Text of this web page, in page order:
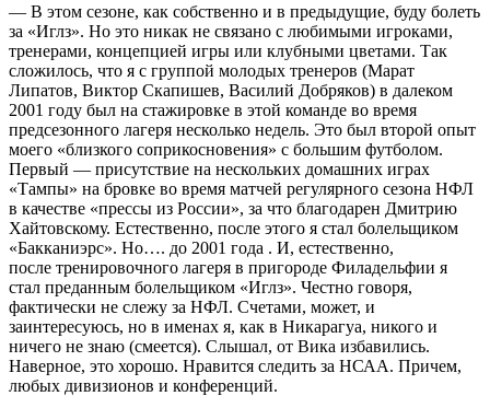
— В этом сезоне, как собственно и в предыдущие, буду болеть
за «Иглз». Но это никак не связано с любимыми игроками,
тренерами, концепцией игры или клубными цветами. Так
сложилось, что я с группой молодых тренеров (Марат
Липатов, Виктор Скапишев, Василий Добряков) в далеком
2001 году был на стажировке в этой команде во время
предсезонного лагеря несколько недель. Это был второй опыт
моего «близкого соприкосновения» с большим футболом.
Первый — присутствие на нескольких домашних играх
«Тампы» на бровке во время матчей регулярного сезона НФЛ
в качестве «прессы из России», за что благодарен Дмитрию
Хайтовскому. Естественно, после этого я стал болельщиком
«Бакканиэрс». Но…. до 2001 года . И, естественно,
после тренировочного лагеря в пригороде Филадельфии я
стал преданным болельщиком «Иглз». Честно говоря,
фактически не слежу за НФЛ. Счетами, может, и
заинтересуюсь, но в именах я, как в Никарагуа, никого и
ничего не знаю (смеется). Слышал, от Вика избавились.
Наверное, это хорошо. Нравится следить за НСАА. Причем,
любых дивизионов и конференций.